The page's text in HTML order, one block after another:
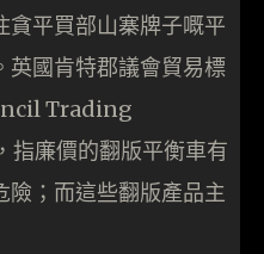
貪平買部山寨牌子嘅平
英國肯特郡議會貿易標
Trading
，指廉價的翻版平衡車有
險；而這些翻版產品主